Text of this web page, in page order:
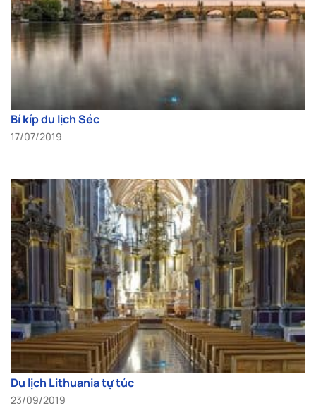
Bí kíp du lịch Séc
17/07/2019
Du lịch Lithuania tự túc
23/09/2019